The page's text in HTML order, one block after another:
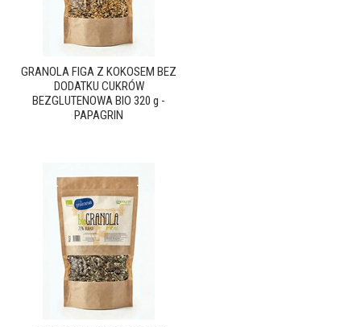
GRANOLA FIGA Z KOKOSEM BEZ
DODATKU CUKRÓW
BEZGLUTENOWA BIO 320 g -
PAPAGRIN